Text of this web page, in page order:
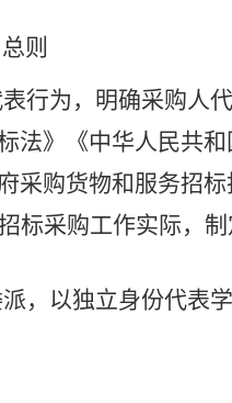
总则
行为，明确采购人
法》《中华人民共
采购货物和服务招
标采购工作实际，制
，以独立身份代表